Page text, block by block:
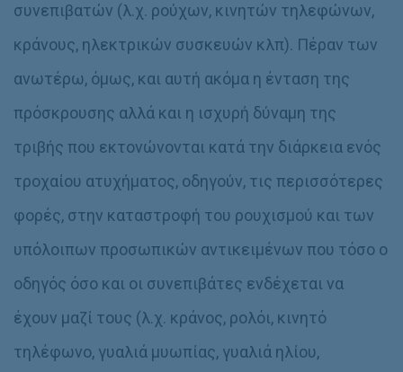
συνεπιβατών (λ.χ. ρούχων, κινητών τηλεφώνων,
κράνους, ηλεκτρικών συσκευών κλπ). Πέραν των
ανωτέρω, όμως, και αυτή ακόμα η ένταση της
πρόσκρουσης αλλά και η ισχυρή δύναμη της
τριβής που εκτονώνονται κατά την διάρκεια ενός
τροχαίου ατυχήματος, οδηγούν, τις περισσότερες
φορές, στην καταστροφή του ρουχισμού και των
υπόλοιπων προσωπικών αντικειμένων που τόσο ο
οδηγός όσο και οι συνεπιβάτες ενδέχεται να
έχουν μαζί τους (λ.χ. κράνος, ρολόι, κινητό
τηλέφωνο, γυαλιά μυωπίας, γυαλιά ηλίου,